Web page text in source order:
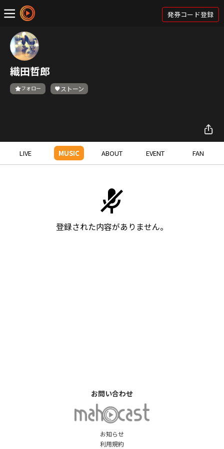
発券コード登録
織田哲郎
フォロー ストーン
LIVE MUSIC ABOUT EVENT FAN
登録された内容がありません。
お知らせ
利用規約
お問い合わせ